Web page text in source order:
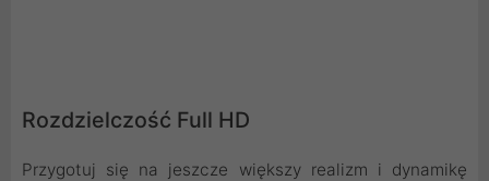
Rozdzielczość Full HD
Przygotuj się na jeszcze większy realizm i dynamikę